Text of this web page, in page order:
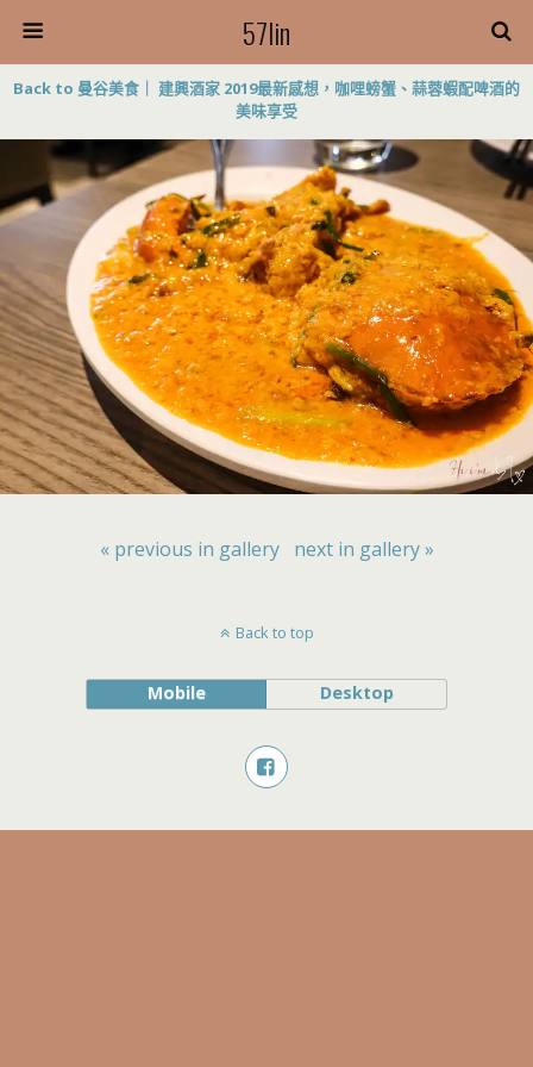
57lin
Back to 曼谷美食｜ 建興酒家 2019最新感想，咖哩螃蟹、蒜蓉蝦配啤酒的
美味享受
« previous in gallery next in gallery »
Back to top
Mobile Desktop